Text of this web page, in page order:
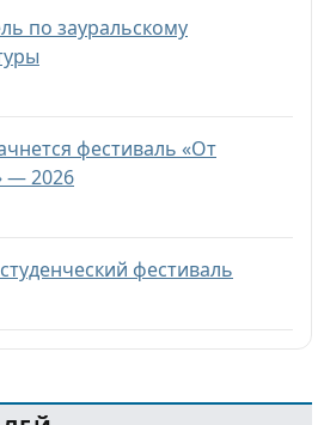
по зауральскому
фестиваль «От
— 2026
фестиваль